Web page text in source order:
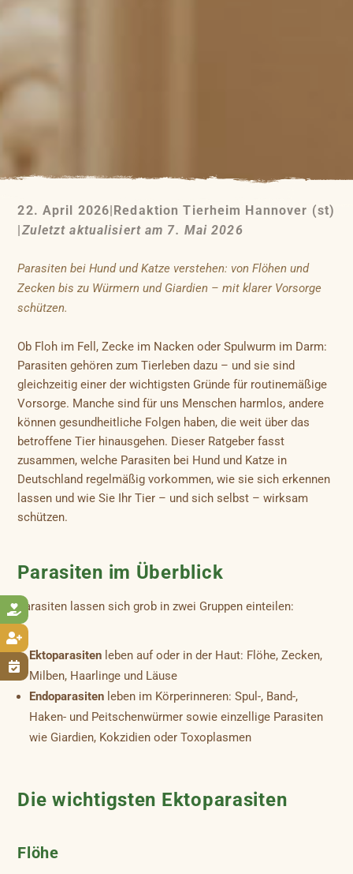



22. April 2026|Redaktion Tierheim Hannover (st)
|Zuletzt aktualisiert am 7. Mai 2026
Parasiten bei Hund und Katze verstehen: von Flöhen und
Zecken bis zu Würmern und Giardien – mit klarer Vorsorge
schützen.
Ob Floh im Fell, Zecke im Nacken oder Spulwurm im Darm:
Parasiten gehören zum Tierleben dazu – und sie sind
gleichzeitig einer der wichtigsten Gründe für routinemäßige
Vorsorge. Manche sind für uns Menschen harmlos, andere
können gesundheitliche Folgen haben, die weit über das
betroffene Tier hinausgehen. Dieser Ratgeber fasst
zusammen, welche Parasiten bei Hund und Katze in
Deutschland regelmäßig vorkommen, wie sie sich erkennen
lassen und wie Sie Ihr Tier – und sich selbst – wirksam
schützen.
Parasiten im Überblick
Parasiten lassen sich grob in zwei Gruppen einteilen:
Ektoparasiten leben auf oder in der Haut: Flöhe, Zecken,
Milben, Haarlinge und Läuse
Endoparasiten leben im Körperinneren: Spul-, Band-,
Haken- und Peitschenwürmer sowie einzellige Parasiten
wie Giardien, Kokzidien oder Toxoplasmen
Die wichtigsten Ektoparasiten
Flöhe